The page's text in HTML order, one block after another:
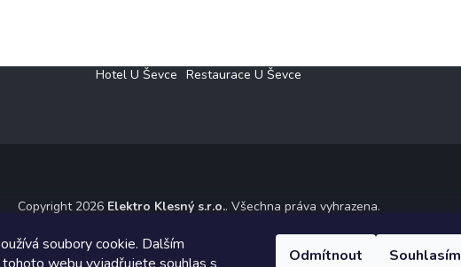
soubory cookie. Dalším
Odmítnout Souhlasím
Hotel U Ševce Restaurace U Ševce
Copyright 2026 Elektro Klesný s.r.o.. Všechna práva vyhrazena.
Tomáš Hlad&Shoptetak.cz.